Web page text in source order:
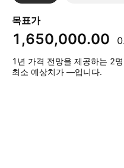
목표가
1,650,000.00
1년 가격 전망을 제공하는 2
최소 예상치가 —입니다.